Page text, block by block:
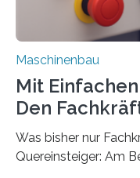
Maschinenbau
Mit
Den
Was bisher nur
Quereinsteiger: Am